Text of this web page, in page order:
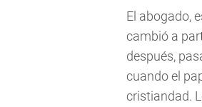
El abogado,
cambió a
después,
cuando el
cristiandad.